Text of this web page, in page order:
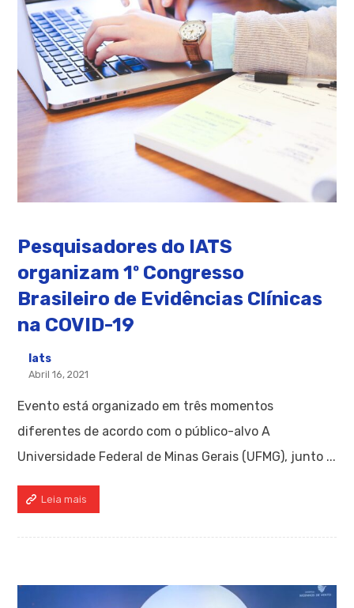
Pesquisadores do IATS
organizam 1º Congresso
Brasileiro de Evidências Clínicas
na COVID-19
Iats
Abril 16, 2021
Evento está organizado em três momentos
diferentes de acordo com o público-alvo A
Universidade Federal de Minas Gerais (UFMG), junto ...
Leia mais